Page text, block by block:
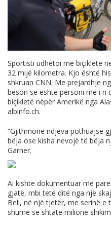
Sportisti udhëtoi me biçikletë
32 mijë kilometra. Kjo është
shkruan CNN. Me prejardhje
beson se është personi më i ri
biçikletë nëpër Amerikë nga
albinfo.ch.
“Gjithmonë ndjeva pothuajse
bëja ose kisha nevojë të bëja
Garner.
Ai kishte dokumentuar më
gjatë, mbi tetë ditë nga një
Bell, në një tjetër, me serinë e
shumë se shtatë milionë